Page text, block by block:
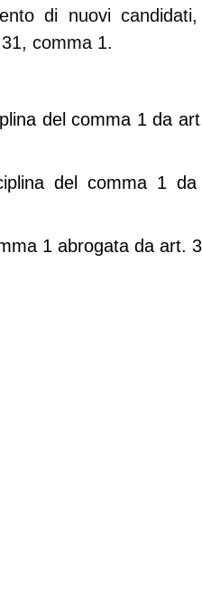
di nuovi
comma 1.
del comma 1 da
del comma 1
1 abrogata da art.